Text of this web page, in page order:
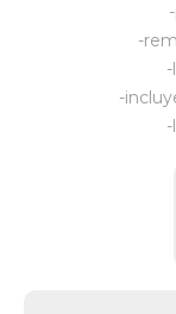
-
-
Vestimenta y